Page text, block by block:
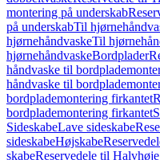
montering på underskab
på underskabTil
hjørnehåndvaskeTil
hjørnehåndvaskeBordplader
håndvaske til
håndvaske til
bordplademontering firkantet
bordplademontering firkantet
SideskabeLave sideskabe
sideskabeHøjskabe
skabeReservedele til